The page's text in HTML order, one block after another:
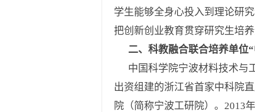
学生能够全身心投入到理论研
把创新创业教育贯穿研究生培
二、科教融合联合培养单位“
中国科学院宁波材料技术与
出资组建的浙江省首家中科院
院（简称宁波工研院）。2013